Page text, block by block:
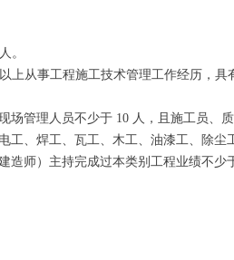
。
上从事工程施工技术管理工作经历，
场管理人员不少于 10 人，且施工员、
工、焊工、瓦工、木工、油漆工、除尘
造师）主持完成过本类别工程业绩不少